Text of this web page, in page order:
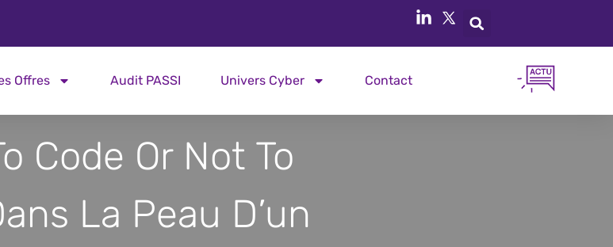
Offres Audit PASSI Univers Cyber Contact
Code Or Not To
La Peau D’un